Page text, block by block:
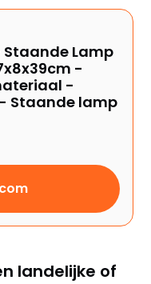
Staande Lamp
-
-
Staande lamp
landelijke of